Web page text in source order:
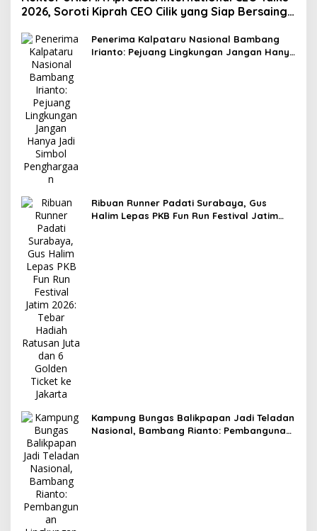
2026, Soroti Kiprah CEO Cilik yang Siap Bersaing
Penerima Kalpataru Nasional Bambang
Irianto: Pejuang Lingkungan Jangan Hanya
Ribuan Runner Padati Surabaya, Gus
Halim Lepas PKB Fun Run Festival Jatim
Kampung Bungas Balikpapan Jadi Teladan
Nasional, Bambang Rianto: Pembangunan